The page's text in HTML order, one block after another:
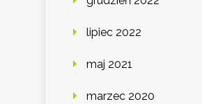
lipiec 2022
maj 2021
marzec 2020